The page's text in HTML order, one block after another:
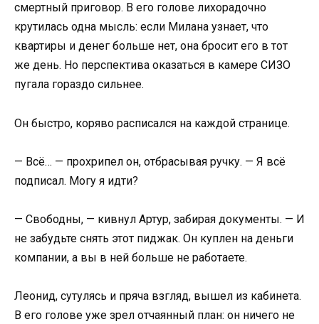
смертный приговор. В его голове лихорадочно
крутилась одна мысль: если Милана узнает, что
квартиры и денег больше нет, она бросит его в тот
же день. Но перспектива оказаться в камере СИЗО
пугала гораздо сильнее.
Он быстро, коряво расписался на каждой странице.
— Всё… — прохрипел он, отбрасывая ручку. — Я всё
подписал. Могу я идти?
— Свободны, — кивнул Артур, забирая документы. — И
не забудьте снять этот пиджак. Он куплен на деньги
компании, а вы в ней больше не работаете.
Леонид, сутулясь и пряча взгляд, вышел из кабинета.
В его голове уже зрел отчаянный план: он ничего не